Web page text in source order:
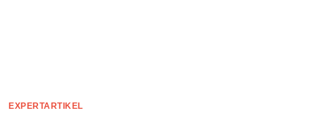
EXPERTARTIKEL